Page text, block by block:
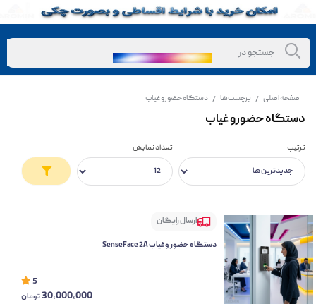
صفحه اصلی / برچسب‌ها / دستگاه حضورو غیاب
دستگاه حضورو غیاب
ترتیب تعداد نمایش
ارسال رایگان
دستگاه حضور و غیاب SenseFace 2A
5
30,000,000تومان